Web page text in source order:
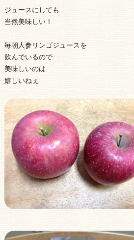
ジュースにしても
当然美味しい！
毎朝人参リンゴジュースを
飲んでいるので
美味しいのは
嬉しいねぇ